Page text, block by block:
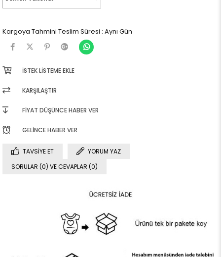
Kargoya Tahmini Teslim Süresi : Aynı Gün
İSTEK LISTEME EKLE
KARŞILAŞTIR
FIYAT DÜŞÜNCE HABER VER
GELINCE HABER VER
TAVSIYE ET
YORUM YAZ
SORULAR (0) VE CEVAPLAR (0)